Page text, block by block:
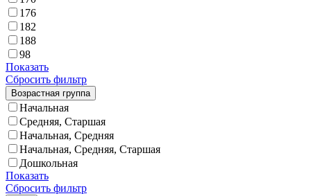
176
182
188
98
Показать
Сбросить фильтр
Возрастная группа
Начальная
Средняя, Старшая
Начальная, Средняя
Начальная, Средняя, Старшая
Дошкольная
Показать
Сбросить фильтр